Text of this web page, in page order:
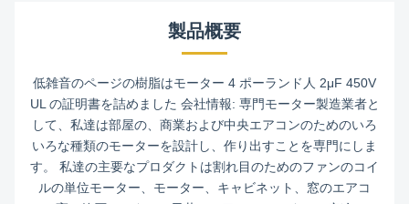
製品概要
低雑音のページの樹脂はモーター 4 ポーランド人 2μF 450V
UL の証明書を詰めました 会社情報: 専門モーター製造業者と
して、私達は部屋の、商業および中央エアコンのためのいろ
いろな種類のモーターを設計し、作り出すことを専門にしま
す。 私達の主要なプロダクトは割れ目のためのファンのコイ
ルの単位モーター、モーター、キャビネット、窓のエアコ